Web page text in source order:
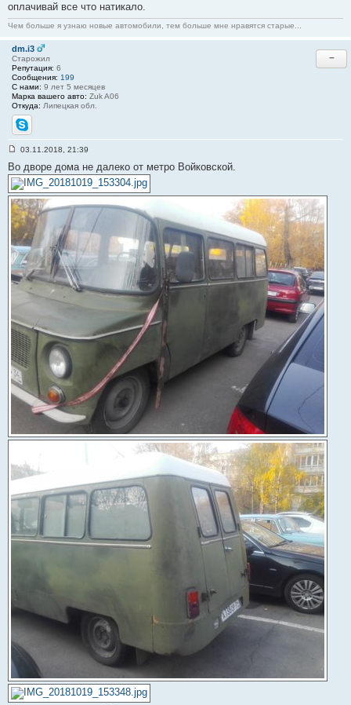
б
щ
е
н
и
е
#
2
2
оплачивай все что натикало.
Чем больше я узнаю новые автомобили, тем больше мне нравятся старые...
dm.i3
Старожил
Репутация: 6
Сообщения: 199
С нами: 9 лет 5 месяцев
Марка вашего авто: Zuk A06
Откуда: Липецкая обл.
Skype
−
о
о
б
щ
е
н
и
#
2
3
03.11.2018, 21:39
Во дворе дома не далеко от метро Войковской.